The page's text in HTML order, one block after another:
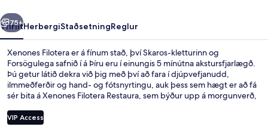
Næsta
75+
YfirlitHerbergiStaðsetningReglur
Xenones Filotera er á fínum stað, því Skaros-kletturinn og
Forsögulega safnið í á Þíru eru í einungis 5 mínútna akstursfjarlægð.
Þú getur látið dekra við þig með því að fara í djúpvefjanudd,
ilmmeðferðir og hand- og fótsnyrtingu, auk þess sem hægt er að fá
sér bita á Xenones Filotera Restaura, sem býður upp á morgunverð,
fyrir vandláta eru bar við sundlaugarbakkann, líkamsræktaraðstaða
og útilaug sem er opin hluta úr ári. Aðrir gestir hafa sagt að meðal
VIP Access